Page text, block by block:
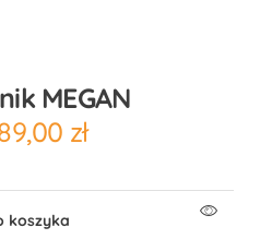
MEGAN
zł
koszyka